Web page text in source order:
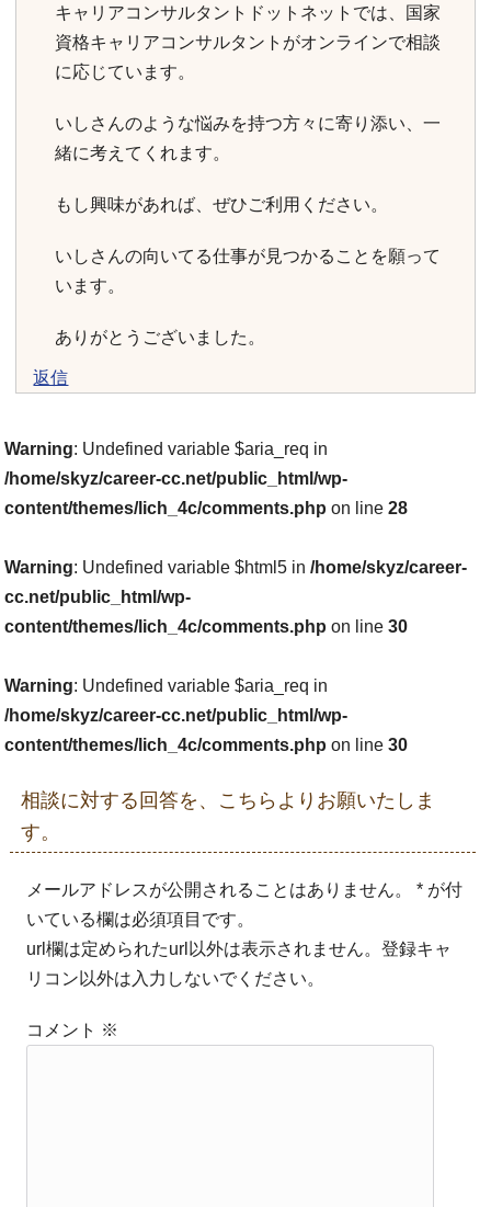
キャリアコンサルタントドットネットでは、国家
資格キャリアコンサルタントがオンラインで相談
に応じています。
いしさんのような悩みを持つ方々に寄り添い、一
緒に考えてくれます。
もし興味があれば、ぜひご利用ください。
いしさんの向いてる仕事が見つかることを願って
います。
ありがとうございました。
返信
Warning: Undefined variable $aria_req in
/home/skyz/career-cc.net/public_html/wp-
content/themes/lich_4c/comments.php on line28
Warning: Undefined variable $html5 in/home/skyz/career-
cc.net/public_html/wp-
content/themes/lich_4c/comments.php on line30
Warning: Undefined variable $aria_req in
/home/skyz/career-cc.net/public_html/wp-
content/themes/lich_4c/comments.php on line30
相談に対する回答を、こちらよりお願いたしま
す。
メールアドレスが公開されることはありません。 * が付
いている欄は必須項目です。
url欄は定められたurl以外は表示されません。登録キャ
リコン以外は入力しないでください。
コメント ※